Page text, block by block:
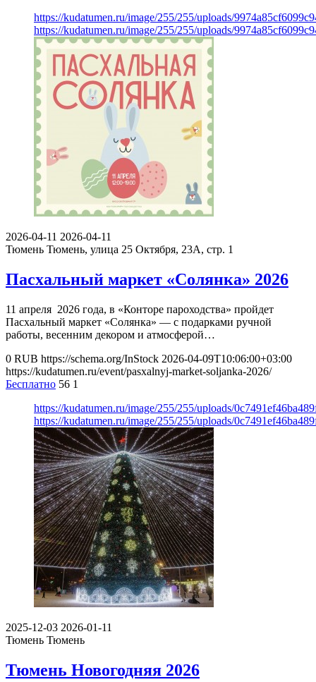
https://kudatumen.ru/image/255/255/uploads/
https://kudatumen.ru/image/255/255/uploads/
2026-04-11 2026-04-11
Тюмень Тюмень, улица 25 Октября, 23А, стр. 1
Пасхальный маркет «Солянка» 2026
11 апреля 2026 года, в «Конторе пароходства» пройдет
Пасхальный маркет «Солянка» — с подарками ручной
работы, весенним декором и атмосферой…
0 RUB https://schema.org/InStock 2026-04-09T10:06:00+03:00
https://kudatumen.ru/event/pasxalnyj-market-soljanka-2026/
Бесплатно 56 1
https://kudatumen.ru/image/255/255/uploads/
https://kudatumen.ru/image/255/255/uploads/
2025-12-03 2026-01-11
Тюмень Тюмень
Тюмень Новогодняя 2026